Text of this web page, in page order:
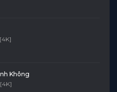
Không